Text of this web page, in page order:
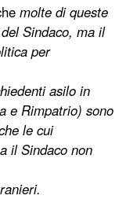
molte di queste
Sindaco, ma il
per
asilo in
e Rimpatrio) sono
le cui
il Sindaco non